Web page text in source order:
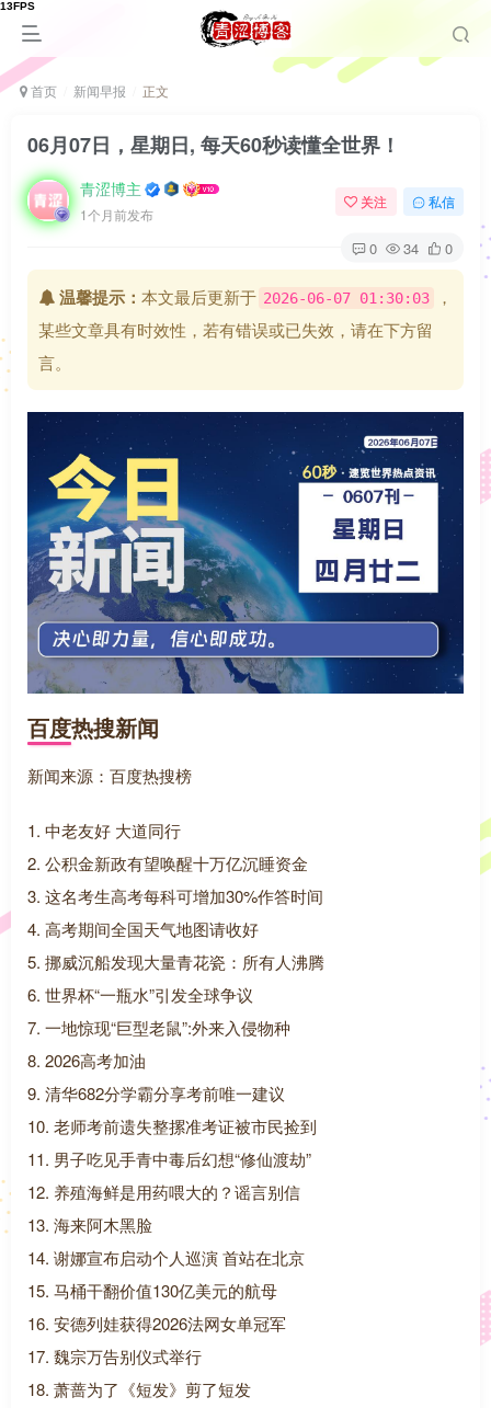
首页 新闻早报 正文
06月07日，星期日, 每天60秒读懂全世界！
青涩博主
1个月前发布
关注 私信
0 34 0
温馨提示： 本文最后更新于 2026-06-07 01:30:03
，
某些文章具有时效性，若有错误或已失效，请在下方留
言。
百度热搜新闻
新闻来源：百度热搜榜
1. 中老友好 大道同行
2. 公积金新政有望唤醒十万亿沉睡资金
3. 这名考生高考每科可增加30%作答时间
4. 高考期间全国天气地图请收好
5. 挪威沉船发现大量青花瓷：所有人沸腾
6. 世界杯“一瓶水”引发全球争议
7. 一地惊现“巨型老鼠”:外来入侵物种
8. 2026高考加油
9. 清华682分学霸分享考前唯一建议
10. 老师考前遗失整摞准考证被市民捡到
11. 男子吃见手青中毒后幻想“修仙渡劫”
12. 养殖海鲜是用药喂大的？谣言别信
13. 海来阿木黑脸
14. 谢娜宣布启动个人巡演 首站在北京
15. 马桶干翻价值130亿美元的航母
16. 安德列娃获得2026法网女单冠军
17. 魏宗万告别仪式举行
18. 萧蔷为了《短发》剪了短发